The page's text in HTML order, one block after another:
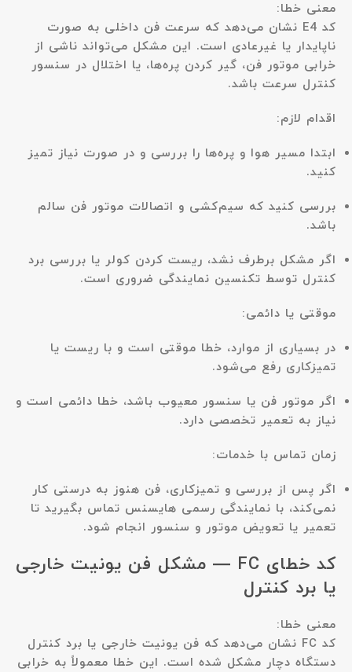
معنی خطا:
کد E4 نشان می‌دهد که
سرعت فن داخلی به صورت
ناپایدار یا غیرعادی است. این مشکل می‌تواند ناشی از
خرابی موتور فن، گیر کردن پره‌ها، یا اختلال در سنسور
کنترل سرعت باشد.
اقدام لازم:
ابتدا مسیر هوا و پره‌ها را بررسی و در صورت نیاز تمیز
کنید.
بررسی کنید که سیم‌کشی و اتصالات موتور فن سالم
باشد.
اگر مشکل برطرف نشد، ریست کردن کولر یا بررسی برد
کنترل توسط تکنسین نمایندگی ضروری است.
موقتی یا دائمی:
در بسیاری از موارد، خطا موقتی است و با ریست یا
تمیزکاری رفع می‌شود.
اگر موتور فن یا سنسور معیوب باشد، خطا دائمی است و
نیاز به تعمیر تخصصی دارد.
زمان تماس با خدمات:
اگر پس از بررسی و تمیزکاری، فن هنوز به درستی کار
نمی‌کند، با نمایندگی رسمی هایسنس تماس بگیرید تا
تعمیر یا تعویض موتور و سنسور انجام شود.
کد خطای FC — مشکل فن یونیت خارجی
یا برد کنترل
معنی خطا:
کد FC نشان می‌دهد که
فن یونیت خارجی یا برد کنترل
دستگاه دچار مشکل شده است. این خطا معمولاً به خرابی